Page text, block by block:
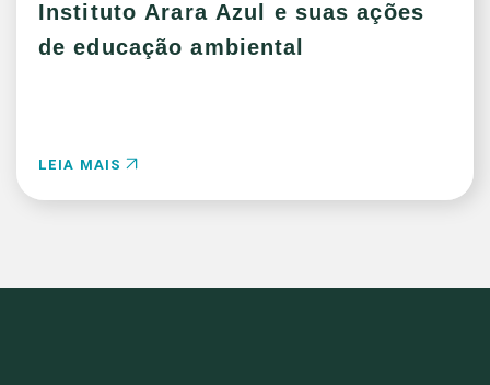
Instituto Arara Azul e suas ações
de educação ambiental
LEIA MAIS